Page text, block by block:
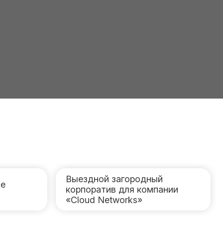
Выездной загородный
корпоратив для компании
«Cloud Networks»